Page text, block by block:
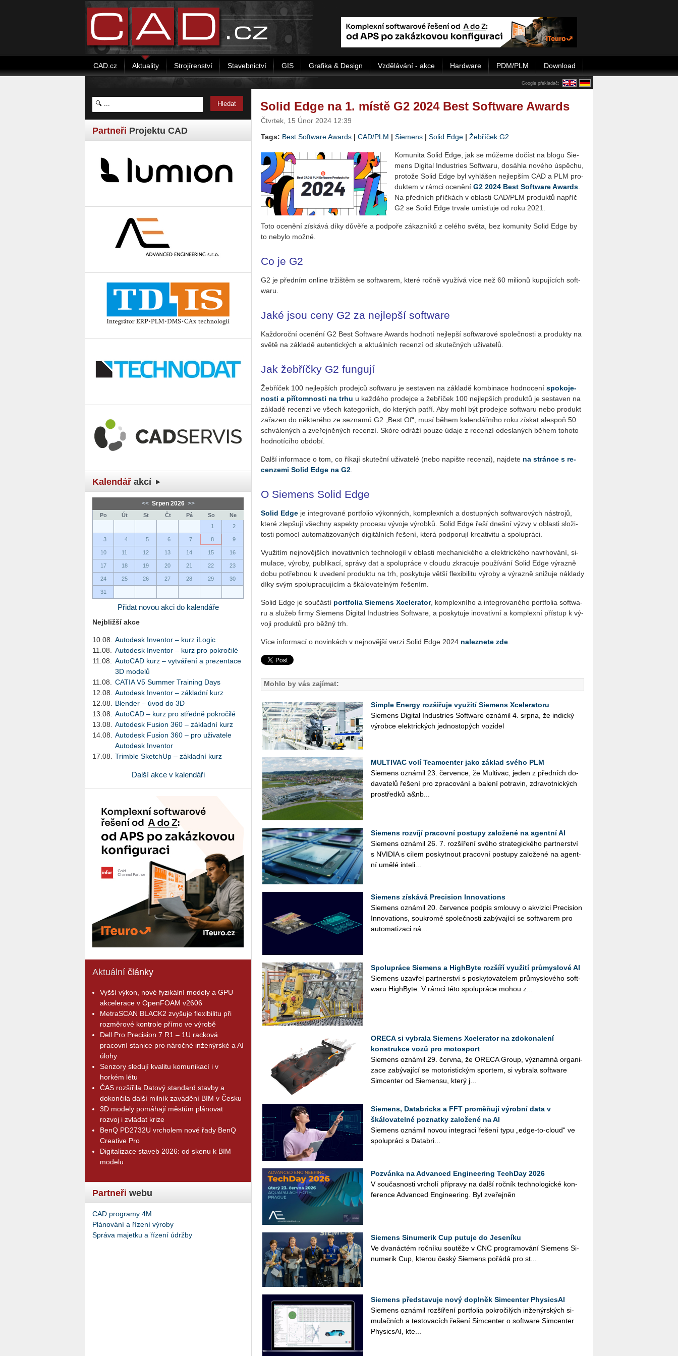
CAD.cz Aktuality Strojírenství Stavebnictví GIS Grafika & Design Vzdělávání - akce Hardware PDM/PLM Download
Google překladač:
Partneři Projektu CAD
Kalendář akcí
<< Srpen 2026 >>
Po Út St Čt Pá So
Ne
1
2
3 4 5 6 7 8 9
10 11 12 13 14 15 16
17 18 19 20 21 22 23
24 25 26 27 28 29 30
31
Přidat novou akci do kalendáře
Nejbližší akce
10.08.
Autodesk Inventor – kurz iLogic
11.08.
Autodesk Inventor – kurz pro pokročilé
11.08.
AutoCAD kurz – vytváření a prezentace
3D modelů
11.08.
CATIA V5 Summer Training Days
12.08.
Autodesk Inventor – základní kurz
12.08.
Blender – úvod do 3D
13.08.
AutoCAD – kurz pro středně pokročilé
13.08.
Autodesk Fusion 360 – základní kurz
14.08.
Autodesk Fusion 360 – pro uživatele
Autodesk Inventor
17.08.
Trimble SketchUp – základní kurz
Další akce v kalendáři
Aktuální články
Vyšší výkon, nové fyzikální modely a GPU
akcelerace v OpenFOAM v2606
MetraSCAN BLACK2 zvyšuje flexibilitu při
rozměrové kontrole přímo ve výrobě
Dell Pro Precision 7 R1 – 1U racková
pracovní stanice pro náročné inženýrské a AI
úlohy
Senzory sledují kvalitu komunikací i v
horkém létu
ČAS rozšířila Datový standard stavby a
dokončila další milník zavádění BIM v Česku
3D modely pomáhají městům plánovat
rozvoj i zvládat krize
BenQ PD2732U vrcholem nové řady BenQ
Creative Pro
Digitalizace staveb 2026: od skenu k BIM
modelu
Partneři webu
CAD programy 4M
Plánování a řízení výroby
Správa majetku a řízení údržby
Solid Edge na 1. místě G2 2024 Best Software Awards
Čtvrtek, 15 Únor 2024 12:39
Tags: Best Software Awards | CAD/PLM | Siemens | Solid Edge | Žebříček G2
Ko­mu­ni­ta Solid Edge, jak se mů­že­me do­číst na blogu Sie­
mens Di­gi­tal In­dustries Soft­wa­ru, do­sáh­la no­vé­ho úspě­chu,
pro­to­že Solid Edge byl vy­hlá­šen nej­lep­ším CAD a PLM pro­
duk­tem v rámci oce­ně­ní G2 2024 Best Soft­ware Awards
Na před­ních příč­kách v ob­las­ti CAD/PLM pro­duk­tů na­příč
G2 se Solid Edge tr­va­le umis­ťu­je od roku 2021.
Toto oce­ně­ní zís­ká­vá díky dů­vě­ře a pod­po­ře zá­kaz­ní­ků z ce­lé­ho světa, bez ko­mu­ni­ty Solid Edge by
to ne­by­lo možné.
Co je G2
G2 je před­ním on­li­ne tr­žiš­těm se soft­warem, které ročně vy­u­ží­vá více než 60 mi­li­o­nů ku­pu­jí­cích soft­
wa­ru.
Jaké jsou ceny G2 za nej­lep­ší soft­ware
Kaž­do­roč­ní oce­ně­ní G2 Best Soft­ware Awards hod­no­tí nej­lep­ší soft­wa­ro­vé spo­leč­nos­ti a pro­duk­ty na
světě na zá­kla­dě au­ten­tic­kých a ak­tu­ál­ních re­cen­zí od sku­teč­ných uži­va­te­lů.
Jak žebříčky G2 fungují
Žeb­ří­ček 100 nej­lep­ších pro­dej­ců soft­wa­ru je se­sta­ven na zá­kla­dě kom­bi­na­ce hod­no­ce­ní spo­ko­je­
nos­ti a pří­tom­nos­ti na trhu u kaž­dé­ho pro­dej­ce a žeb­ří­ček 100 nej­lep­ších pro­duk­tů je se­sta­ven na
zá­kla­dě re­cen­zí ve všech ka­te­go­ri­ích, do kte­rých patří. Aby mohl být pro­dej­ce soft­wa­ru nebo pro­dukt
za­řa­zen do ně­kte­ré­ho ze se­zna­mů G2 „Best Of“, musí během ka­len­dář­ní­ho roku zís­kat ale­spoň 50
schvá­le­ných a zve­řej­ně­ných re­cen­zí. Skóre od­rá­ží pouze údaje z re­cen­zí ode­sla­ných během to­ho­to
hod­no­tí­cí­ho ob­do­bí.
Další in­for­ma­ce o tom, co ří­ka­jí sku­teč­ní uži­va­te­lé (nebo na­piš­te re­cen­zi), na­jde­te na strán­ce s re­
cen­ze­mi Solid Edge na G2
O Siemens Solid Edge
Solid Edge je in­te­gro­va­né port­fo­lio vý­kon­ných, kom­plex­ních a do­stup­ných soft­wa­ro­vých ná­stro­jů,
které zlep­šu­jí všech­ny aspek­ty pro­ce­su vý­vo­je vý­rob­ků. Solid Edge řeší dneš­ní výzvy v ob­las­ti slo­ži­
tos­ti po­mo­cí au­to­ma­ti­zo­va­ných di­gi­tál­ních ře­še­ní, která pod­po­ru­jí kre­a­ti­vi­tu a spo­lu­prá­ci.
Vy­u­ži­tím nej­no­věj­ších ino­va­tiv­ních tech­no­lo­gií v ob­las­ti me­cha­nic­ké­ho a elek­tric­ké­ho na­vr­ho­vá­ní, si­
mu­la­ce, vý­ro­by, pu­b­li­ka­cí, sprá­vy dat a spo­lu­prá­ce v clou­du zkra­cu­je po­u­ží­vá­ní Solid Edge vý­raz­ně
dobu po­třeb­nou k uve­de­ní pro­duk­tu na trh, po­sky­tu­je větší fle­xi­bi­li­tu vý­ro­by a vý­raz­ně sni­žu­je ná­kla­dy
díky svým spo­lu­pra­cu­jí­cím a šká­lo­va­tel­ným ře­še­ním.
Solid Edge je sou­čás­tí port­fo­lia Sie­mens Xce­le­ra­tor, kom­plex­ní­ho a in­te­gro­va­né­ho port­fo­lia soft­wa­
ru a slu­žeb firmy Sie­mens Di­gi­tal In­dustries Soft­ware, a po­sky­tu­je ino­va­tiv­ní a kom­plex­ní pří­stup k vý­
vo­ji pro­duk­tů pro běžný trh.
Více in­for­ma­cí o no­vin­kách v nej­no­věj­ší verzi Solid Edge 2024 na­lez­ne­te zde
Mohlo by vás zajímat:
Simple Energy rozšiřuje využití Siemens Xceleratoru
Sie­mens Di­gi­tal In­du­st­ries Soft­ware ozná­mil 4. srpna, že in­dic­ký
vý­rob­ce elek­tric­kých jed­nos­to­pých vo­zi­del
MULTIVAC volí Teamcenter jako základ svého PLM
Sie­mens ozná­mil 23. čer­ven­ce, že Mul­ti­vac, jeden z před­ních do­
da­va­te­lů ře­še­ní pro zpra­co­vá­ní a ba­le­ní po­tra­vin, zdra­vot­nic­kých
pro­střed­ků a&nb...
Siemens rozvíjí pracovní postupy založené na agentní AI
Sie­mens ozná­mil 26. 7. roz­ší­ře­ní svého stra­te­gic­ké­ho part­ner­ství
s NVI­DIA s cílem po­skyt­nout pra­cov­ní po­stu­py za­lo­že­né na agent­
ní umělé in­te­li­...
Siemens získává Precision Innovations
Sie­mens ozná­mil 20. čer­ven­ce pod­pis smlou­vy o akvi­zi­ci Pre­ci­si­on
In­no­vati­ons, sou­kro­mé spo­leč­nos­ti za­bý­va­jí­cí se soft­warem pro
au­to­ma­ti­za­ci ná­...
Spolupráce Siemens a HighByte rozšíří využití průmyslové AI
Sie­mens uza­vřel part­ner­ství s po­sky­to­va­te­lem prů­mys­lo­vé­ho soft­
wa­ru HighBy­te. V rámci této spo­lu­prá­ce mohou z...
ORECA si vybrala Siemens Xcelerator na zdokonalení
konstrukce vozů pro motosport
Sie­mens ozná­mil 29. červ­na, že ORE­CA Group, vý­znam­ná or­ga­ni­
za­ce za­bý­va­jí­cí se mo­to­ris­tic­kým spor­tem, si vy­bra­la soft­ware
Sim­cen­ter od Sie­men­su, který j...
Siemens, Databricks a FFT proměňují výrobní data v
škálovatelné poznatky založené na AI
Sie­mens ozná­mil novou in­te­gra­ci ře­še­ní typu „edge-to-cloud“ ve
spo­lu­prá­ci s Da­ta­b­ri...
Pozvánka na Advanced Engineering TechDay 2026
V sou­čas­nos­ti vr­cho­lí pří­pra­vy na další roč­ník tech­no­lo­gic­ké kon­
fe­ren­ce Advan­ced En­gi­nee­ring. Byl zve­řej­něn
Siemens Sinumerik Cup putuje do Jeseníku
Ve dva­nác­tém roč­ní­ku sou­tě­že v CNC pro­gra­mo­vá­ní Sie­mens Si­
nu­me­rik Cup, kte­rou český Sie­mens po­řá­dá pro st...
Siemens představuje nový doplněk Simcenter PhysicsAI
Sie­mens ozná­mil roz­ší­ře­ní port­fo­lia po­kro­či­lých in­že­nýr­ských si­
mu­lač­ních a tes­to­va­cích ře­še­ní Sim­cen­ter o soft­ware Sim­cen­ter
Phy­sics­AI, kte...